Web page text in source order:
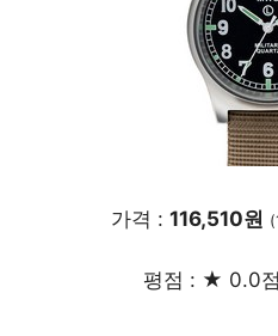
가격 : 116,510원
평점 : ★ 0.0